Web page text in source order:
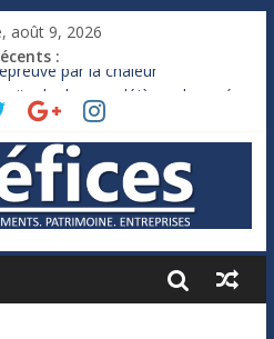
août 9, 2026
:
par la chaleur
de douane déjà remboursés
recule sur l’impôt
ne touche presque rien
l’étranger